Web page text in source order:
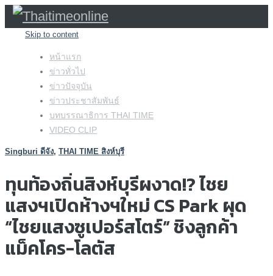
Skip to content
หน้าแรก
ข่าวทั่วไป
ข่าวปัจจุบัน
ข่าวประชาสัมพันธ์
บทบรรณาธิการ THAI TIME
VIDEO CLIP
Singburi ดีจัง, THAI TIME สิงห์บุรี
ทุนท้องถิ่นสิงห์บุรีผงาด!? ไชย
แสงฯเปิดห้างฯใหม่ CS Park ผุด
“ไชยแสงซูเปอร์สโตร์” ชิงลูกค้า
แม็คโคร-โลตัส